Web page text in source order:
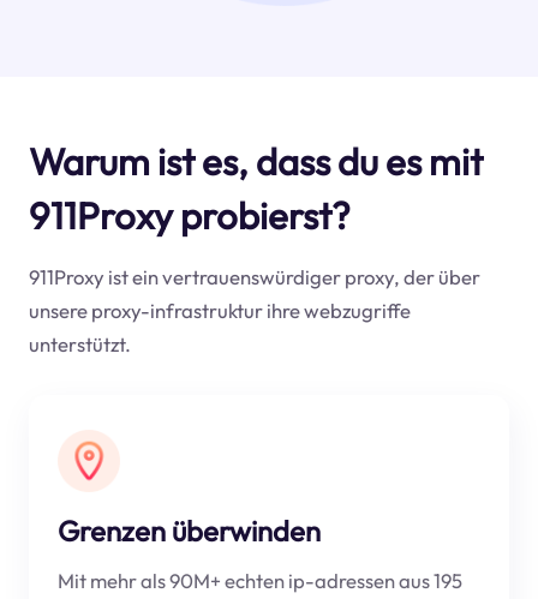
Warum ist es, dass du es mit
911Proxy probierst?
911Proxy ist ein vertrauenswürdiger proxy, der über
unsere proxy-infrastruktur ihre webzugriffe
unterstützt.
Grenzen überwinden
Mit mehr als 90M+ echten ip-adressen aus 195